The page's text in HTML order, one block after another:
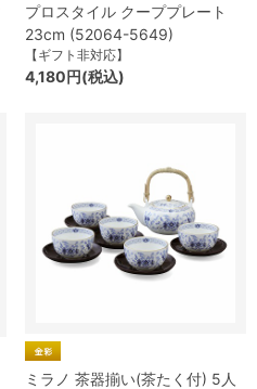
プロスタイル クーププレート
23cm (52064-5649)
【ギフト非対応】
4,180円(税込)
ミラノ 茶器揃い(茶たく付) 5人